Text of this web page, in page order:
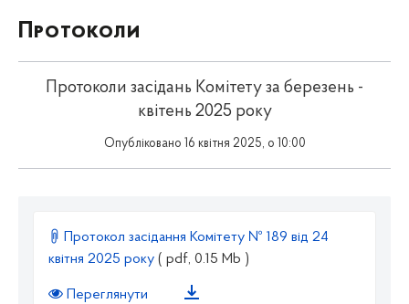
Протоколи
Протоколи засідань Комітету за березень -
квітень 2025 року
Опубліковано 16 квітня 2025, о 10:00
Протокол засідання Комітету № 189 від 24
квітня 2025 року ( pdf, 0.15 Mb )
Переглянути